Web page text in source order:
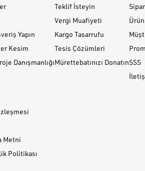
Yapın
Kesim
Danışmanlığı
Teklif İsteyin
Vergi Muafiyeti
Kargo Tasarrufu
Tesis Çözümleri
Mürettebatınızı DonatınSSS
Metni
Politikası